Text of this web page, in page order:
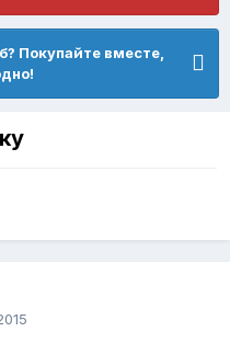
Покупайте вместе,